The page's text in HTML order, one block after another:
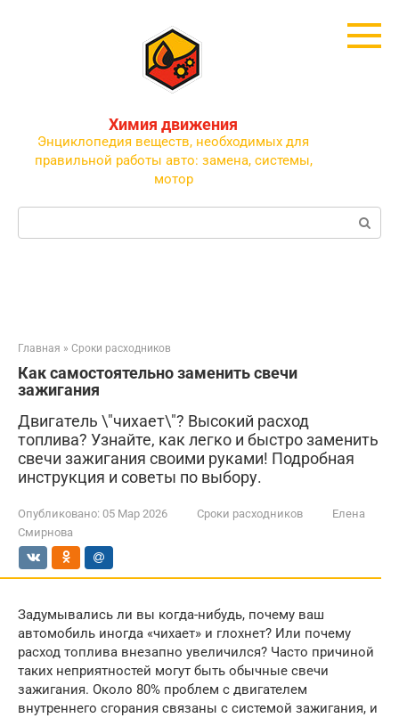
Химия движения
Энциклопедия веществ, необходимых для
правильной работы авто: замена, системы,
мотор
Поиск:
Главная » Сроки расходников
Как самостоятельно заменить свечи
зажигания
Двигатель \"чихает\"? Высокий расход
топлива? Узнайте, как легко и быстро заменить
свечи зажигания своими руками! Подробная
инструкция и советы по выбору.
Опубликовано: 05 Мар 2026 Сроки расходников
Елена
Смирнова
Задумывались ли вы когда-нибудь, почему ваш
автомобиль иногда «чихает» и глохнет? Или почему
расход топлива внезапно увеличился? Часто причиной
таких неприятностей могут быть обычные свечи
зажигания. Около 80% проблем с двигателем
внутреннего сгорания связаны с системой зажигания, и